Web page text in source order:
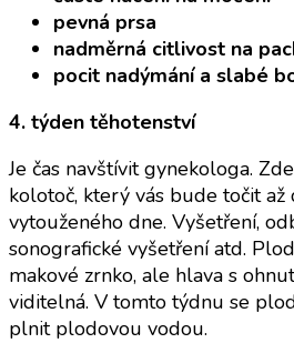
pevná prsa
nadměrná citlivost na
pocit nadýmání a slabé
4. týden těhotenství
Je čas navštívit gynekologa.
kolotoč, který vás bude točit
vytouženého dne. Vyšetření,
sonografické vyšetření atd.
makové zrnko, ale hlava s
viditelná. V tomto týdnu se
plnit plodovou vodou.